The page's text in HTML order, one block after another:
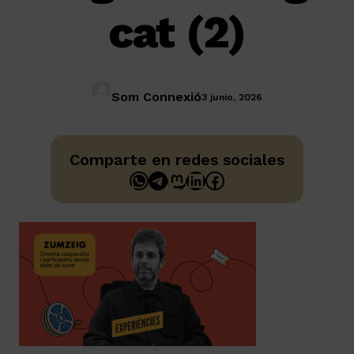
cat (2)
Som Connexió3 junio, 2026
Comparte en redes sociales
WhatsApp
Telegram
Mastodon
LinkedIn
Facebook